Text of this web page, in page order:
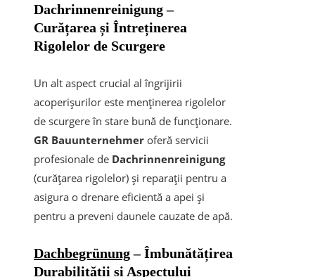
Dachrinnenreinigung –
Curățarea și Întreținerea
Rigolelor de Scurgere
Un alt aspect crucial al îngrijirii
acoperișurilor este menținerea rigolelor
de scurgere în stare bună de funcționare.
GR Bauunternehmer oferă servicii
profesionale de Dachrinnenreinigung
(curățarea rigolelor) și reparații pentru a
asigura o drenare eficientă a apei și
pentru a preveni daunele cauzate de apă.
Dachbegrünung– Îmbunătățirea
Durabilității și Aspectului